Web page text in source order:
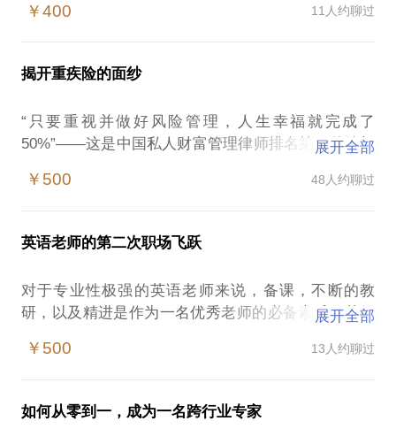
个家庭健康成长的纽带之一，也是很多矛盾与不幸的
作为新生家庭来说，正好处在家庭理财的关键期与黄
如何打好家庭的财务框架，在年富力强的时候实现资
产的增值；
如何为以后更好的生活品质提高做好准备；
如何能够为孩子以后的教育做好储备呢；
老与医疗多一份从容呢？
对于家庭理财来说，你的观点是否还停留在买点股
在理财的路上都得一点都不顺畅。
￥400 11人约聊过
揭开重疾险的面纱
“只要重视并做好风险管理，人生幸福就完成了
50%”——这是中国私人财富管理律师排名第一的陈凯
一步就是做好风险管理以及现金管理！
生活之中谁不希望一帆风顺，健康平安一辈子。对于
重疾以及其他风险，我们谁都不愿发生在自己身上，
对于重疾险，太多的疑问，太多的困惑需要专业的解
答。
听说重疾险不好理赔，是不啊
展开全部
￥500 48人约聊过
英语老师的第二次职场飞跃
对于专业性极强的英语老师来说，备课，不断的教
研，以及精进是作为一名优秀老师的必备素质。获得
定。
但是，作为英语老师，尤其是培训机构的老师。在自
己本职工作取得了不俗成绩的同时，也会产生一些焦
展开全部
￥500 13人约聊过
如何从零到一，成为一名跨行业专家